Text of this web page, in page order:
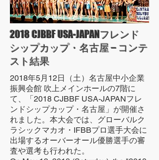
2018 CJBBF USA-JAPANフレンド
シップカップ・名古屋 – コンテ
スト結果
2018年5月12日（土）名古屋中小企業
振興会館 吹上メインホールの7階に
て、「2018 CJBBF USA-JAPANフレ
ンドシップカップ・名古屋」が開催さ
れました。本大会では、グローバルク
ラシックマカオ・IFBBプロ選手大会に
出場するオーバーオール優勝選手の審
査や選考も行われた。